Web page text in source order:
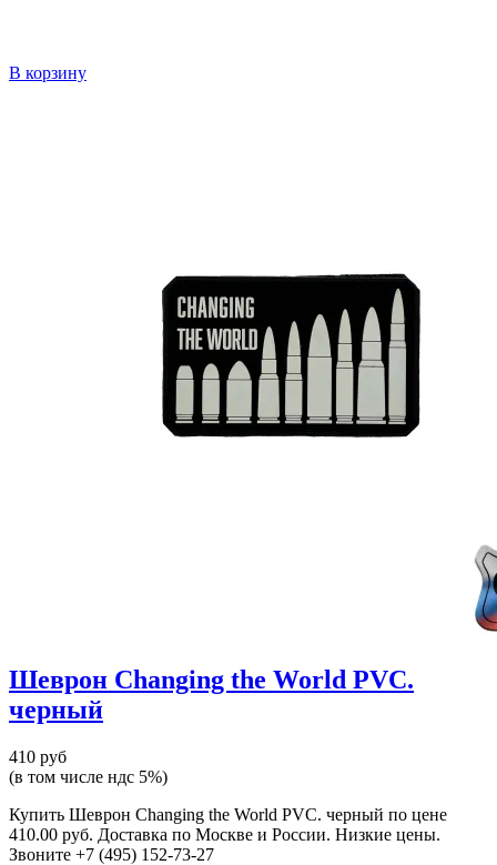
В корзину
Шеврон Changing the World PVC.
черный
410 руб
(в том числе ндс 5%)
Купить Шеврон Changing the World PVC. черный по цене
410.00 руб. Доставка по Москве и России. Низкие цены.
Звоните +7 (495) 152-73-27